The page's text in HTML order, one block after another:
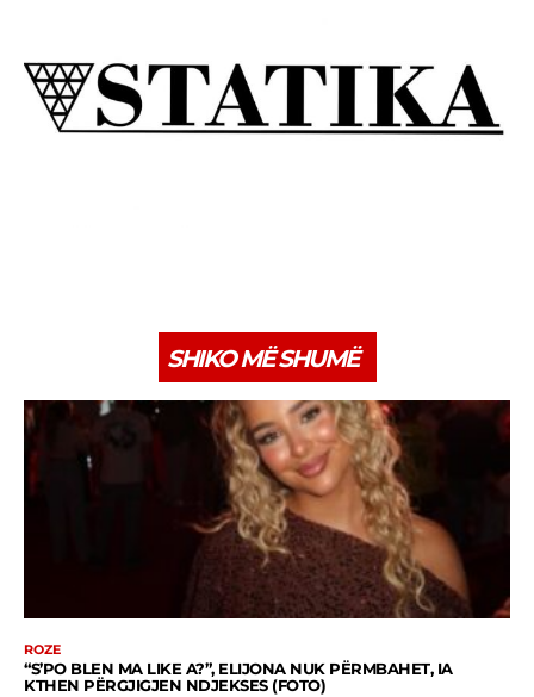
SHIKO MË SHUMË
ROZE
“S’PO BLEN MA LIKE A?”, ELIJONA NUK PËRMBAHET, IA
KTHEN PËRGJIGJEN NDJEKSES (FOTO)